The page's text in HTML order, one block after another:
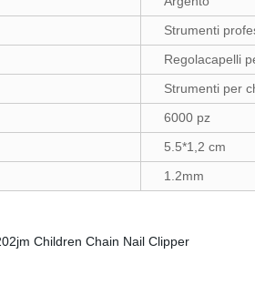
Strumenti
Regolacapelli
Strumenti per
6000 pz
5.5*1,2 cm
1.2mm